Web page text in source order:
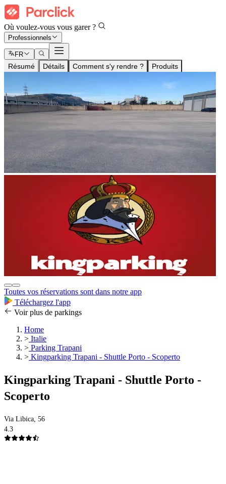
Où voulez-vous vous garer ?
Professionnels
FR
Résumé Détails Comment s'y rendre ? Produits
Toutes vos réservations sont dans notre app
Téléchargez l'app
Voir plus de parkings
Home
> Italie
> Parking Trapani
> Kingparking Trapani - Shuttle Porto - Scoperto
Kingparking Trapani - Shuttle Porto -
Scoperto
Via Libica, 56
4.3